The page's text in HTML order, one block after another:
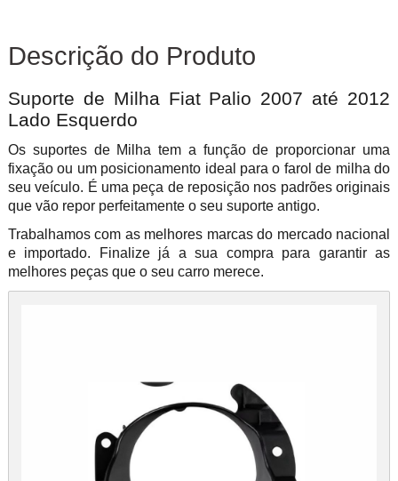
Descrição do Produto
Suporte de Milha Fiat Palio 2007 até 2012
Lado Esquerdo
Os suportes de Milha tem a função de proporcionar uma
fixação ou um posicionamento ideal para o farol de milha do
seu veículo. É uma peça de reposição nos padrões originais
que vão repor perfeitamente o seu suporte antigo.
Trabalhamos com as melhores marcas do mercado nacional
e importado. Finalize já a sua compra para garantir as
melhores peças que o seu carro merece.